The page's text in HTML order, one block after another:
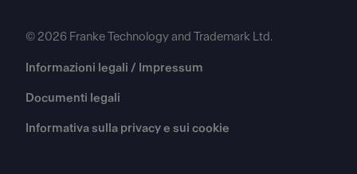
© 2026 Franke Technology and Trademark Ltd.
Informazioni legali / Impressum
Documenti legali
Informativa sulla privacy e sui cookie